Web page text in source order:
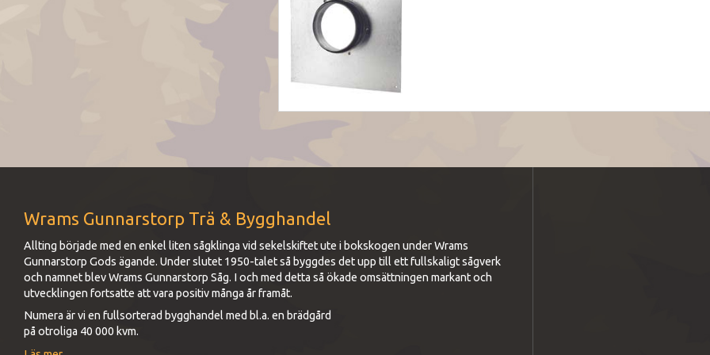
Wrams Gunnarstorp Trä & Bygghandel
Allting började med en enkel liten sågklinga vid sekelskiftet ute i bokskogen under Wrams
Gunnarstorp Gods ägande. Under slutet 1950-talet så byggdes det upp till ett fullskaligt sågverk
och namnet blev Wrams Gunnarstorp Såg. I och med detta så ökade omsättningen markant och
utvecklingen fortsatte att vara positiv många år framåt.
Numera är vi en fullsorterad bygghandel med bl.a. en brädgård
på otroliga 40 000 kvm.